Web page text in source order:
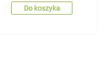
Do koszyka